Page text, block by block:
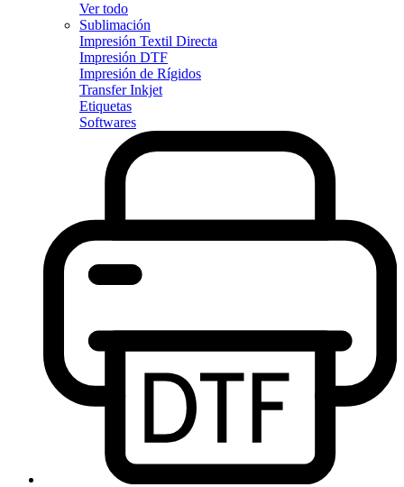
Ver todo
Sublimación
Impresión Textil Directa
Impresión DTF
Impresión de Rígidos
Transfer Inkjet
Etiquetas
Softwares